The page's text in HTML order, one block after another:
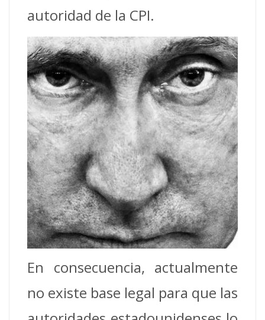
autoridad de la CPI.
En consecuencia, actualmente
no existe base legal para que las